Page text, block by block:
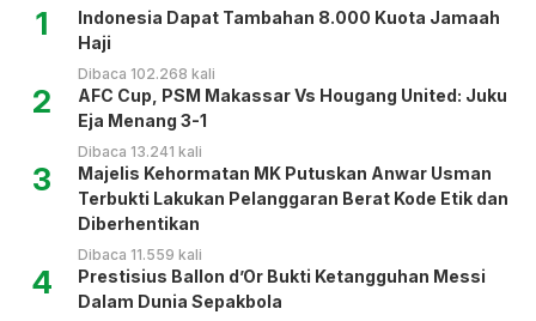
1
Indonesia Dapat Tambahan 8.000 Kuota Jamaah
Haji
Dibaca 102.268 kali
2
AFC Cup, PSM Makassar Vs Hougang United: Juku
Eja Menang 3-1
Dibaca 13.241 kali
3
Majelis Kehormatan MK Putuskan Anwar Usman
Terbukti Lakukan Pelanggaran Berat Kode Etik dan
Diberhentikan
Dibaca 11.559 kali
4
Prestisius Ballon d’Or Bukti Ketangguhan Messi
Dalam Dunia Sepakbola